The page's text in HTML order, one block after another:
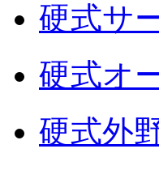
硬式サ
硬式オ
硬式外